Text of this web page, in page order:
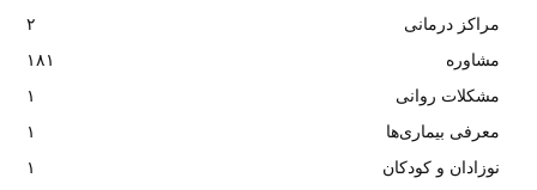
مراکز درمانی
۲
مشاوره
۱۸۱
مشکلات روانی
۱
معرفی بیماری‌ها
۱
نوزادان و کودکان
۱